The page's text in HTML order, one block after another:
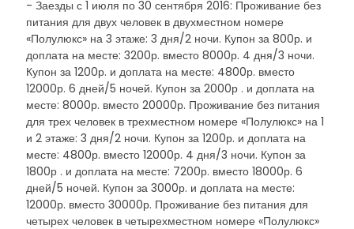
- Заезды с 1 июля по 30 сентября 2016: Проживание без
питания для двух человек в двухместном номере
«Полулюкс» на 3 этаже: 3 дня/2 ночи. Купон за 800р. и
доплата на месте: 3200р. вместо 8000р. 4 дня/3 ночи.
Купон за 1200р. и доплата на месте: 4800р. вместо
12000р. 6 дней/5 ночей. Купон за 2000р . и доплата на
месте: 8000р. вместо 20000р. Проживание без питания
для трех человек в трехместном номере «Полулюкс» на 1
и 2 этаже: 3 дня/2 ночи. Купон за 1200р. и доплата на
месте: 4800р. вместо 12000р. 4 дня/3 ночи. Купон за
1800р . и доплата на месте: 7200р. вместо 18000р. 6
дней/5 ночей. Купон за 3000р. и доплата на месте:
12000р. вместо 30000р. Проживание без питания для
четырех человек в четырехместном номере «Полулюкс»